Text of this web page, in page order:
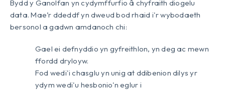
Bydd y Ganolfan yn cydymffurfio â chyfraith diogelu
data. Mae’r ddeddf yn dweud bod rhaid i'r wybodaeth
bersonol a gadwn amdanoch chi:
Gael ei defnyddio yn gyfreithlon, yn deg ac mewn
ffordd dryloyw.
Fod wedi'i chasglu yn unig at ddibenion dilys yr
ydym wedi'u hesbonio'n eglur i